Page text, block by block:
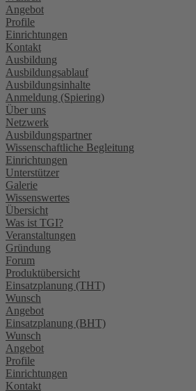
Angebot
Profile
Einrichtungen
Kontakt
Ausbildung
Ausbildungsablauf
Ausbildungsinhalte
Anmeldung (Spiering)
Über uns
Netzwerk
Ausbildungspartner
Wissenschaftliche Begleitung
Einrichtungen
Unterstützer
Galerie
Wissenswertes
Übersicht
Was ist TGI?
Veranstaltungen
Gründung
Forum
Produktübersicht
Einsatzplanung (THT)
Wunsch
Angebot
Einsatzplanung (BHT)
Wunsch
Angebot
Profile
Einrichtungen
Kontakt